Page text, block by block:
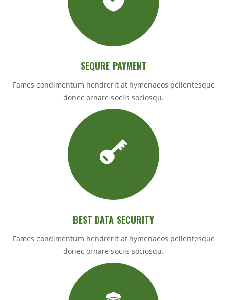
SEQURE PAYMENT
Fames condimentum hendrerit at hymenaeos pellentesque
donec ornare sociis sociosqu.
BEST DATA SECURITY
Fames condimentum hendrerit at hymenaeos pellentesque
donec ornare sociis sociosqu.